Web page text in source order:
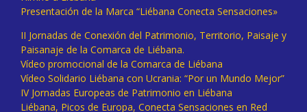
Presentación de la Marca “Liébana Conecta Sensaciones»
II Jornadas de Conexión del Patrimonio, Territorio, Paisaje y
Paisanaje de la Comarca de Liébana.
Vídeo promocional de la Comarca de Liébana
Vídeo Solidario Liébana con Ucrania: “Por un Mundo Mejor”
IV Jornadas Europeas de Patrimonio en Liébana
Liébana, Picos de Europa, Conecta Sensaciones en Red